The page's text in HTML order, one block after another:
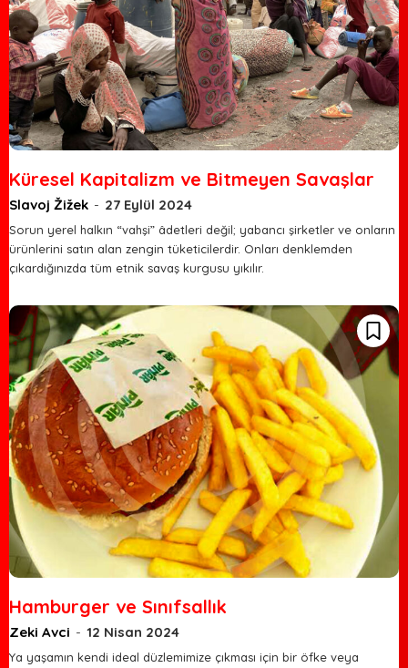
Küresel Kapitalizm ve Bitmeyen Savaşlar
Slavoj Žižek - 27 Eylül 2024
Sorun yerel halkın “vahşi” âdetleri değil; yabancı şirketler ve onların
ürünlerini satın alan zengin tüketicilerdir. Onları denklemden
çıkardığınızda tüm etnik savaş kurgusu yıkılır.
Hamburger ve Sınıfsallık
Zeki Avci - 12 Nisan 2024
Ya yaşamın kendi ideal düzlemimize çıkması için bir öfke veya